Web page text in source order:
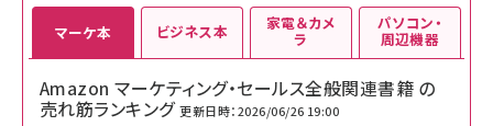
マーケ本
Amazon マーケティング・セールス全般関連書籍 の
売れ筋ランキング 更新日時：2026/06/26 19:00
ビジネス本 家電＆カメ
ラ
パソコン・
周辺機器